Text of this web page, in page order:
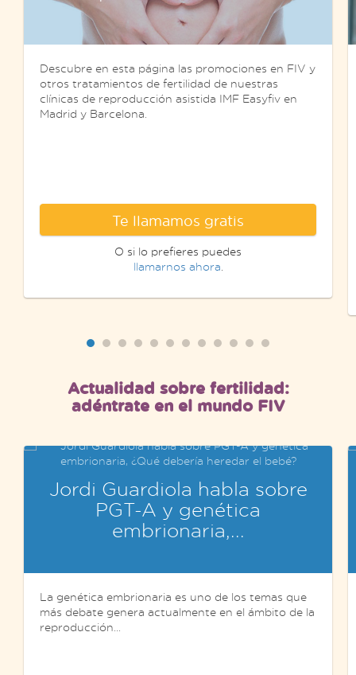
Descubre en esta página las promociones en FIV y
otros tratamientos de fertilidad de nuestras
clínicas de reproducción asistida IMF Easyfiv en
Madrid y Barcelona.
Te llamamos gratis
O si lo prefieres puedes
llamarnos ahora
Actualidad sobre fertilidad:
adéntrate en el mundo FIV
Jordi Guardiola habla sobre
PGT-A y genética
embrionaria,...
La genética embrionaria es uno de los temas que
más debate genera actualmente en el ámbito de la
reproducción...